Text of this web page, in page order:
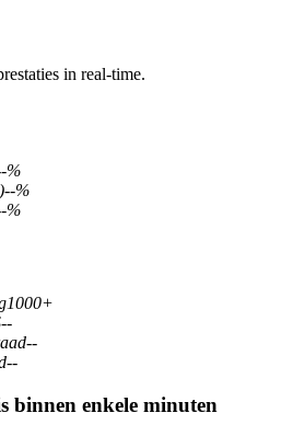
forex, edelmetalen en grondstoffen
in real-time.
%
--%
%
1000+
--
--
--
binnen enkele minuten